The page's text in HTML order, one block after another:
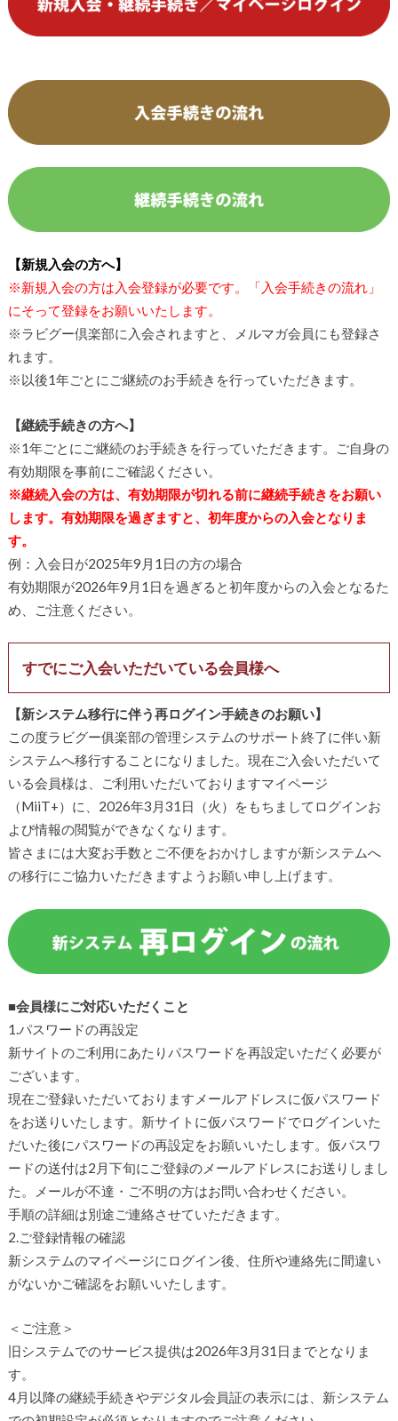
【新規入会の方へ】
※新規入会の方は入会登録が必要です。「入会手続きの流れ」
にそって登録をお願いいたします。
※ラビグー倶楽部に入会されますと、メルマガ会員にも登録さ
れます。
※以後1年ごとにご継続のお手続きを行っていただきます。
【継続手続きの方へ】
※1年ごとにご継続のお手続きを行っていただきます。ご自身の
有効期限を事前にご確認ください。
※継続入会の方は、有効期限が切れる前に継続手続きをお願い
します。有効期限を過ぎますと、初年度からの入会となりま
す。
例：入会日が2025年9月1日の方の場合
有効期限が2026年9月1日を過ぎると初年度からの入会となるた
め、ご注意ください。
すでにご入会いただいている会員様へ
【新システム移行に伴う再ログイン手続きのお願い】
この度ラビグー俱楽部の管理システムのサポート終了に伴い新
システムへ移行することになりました。現在ご入会いただいて
いる会員様は、ご利用いただいておりますマイページ
（MiiT+）に、2026年3月31日（火）をもちましてログインお
よび情報の閲覧ができなくなります。
皆さまには大変お手数とご不便をおかけしますが新システムへ
の移行にご協力いただきますようお願い申し上げます。
■会員様にご対応いただくこと
1.パスワードの再設定
新サイトのご利用にあたりパスワードを再設定いただく必要が
ございます。
現在ご登録いただいておりますメールアドレスに仮パスワード
をお送りいたします。新サイトに仮パスワードでログインいた
だいた後にパスワードの再設定をお願いいたします。仮パスワ
ードの送付は2月下旬にご登録のメールアドレスにお送りしまし
た。メールが不達・ご不明の方はお問い合わせください。
手順の詳細は別途ご連絡させていただきます。
2.ご登録情報の確認
新システムのマイページにログイン後、住所や連絡先に間違い
がないかご確認をお願いいたします。
＜ご注意＞
旧システムでのサービス提供は2026年3月31日までとなりま
す。
4月以降の継続手続きやデジタル会員証の表示には、 新システム